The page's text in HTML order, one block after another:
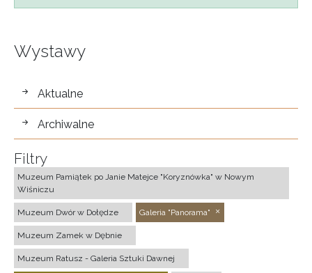
Wystawy
wystawy
Aktualne
Archiwalne
Filtry
Muzeum Pamiątek po Janie Matejce "Koryznówka" w Nowym
Wiśniczu
Muzeum Dwór w Dołędze Galeria "Panorama"
Muzeum Zamek w Dębnie
Muzeum Ratusz - Galeria Sztuki Dawnej